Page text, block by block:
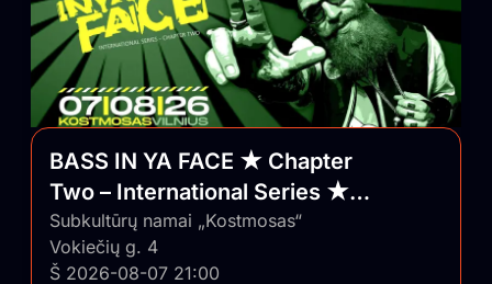
BASS IN YA FACE ★ Chapter
Two – International Series ★
Vilnius/Lithuania
Subkultūrų namai „Kostmosas“
Vokiečių g. 4
Š 2026-08-07 21:00